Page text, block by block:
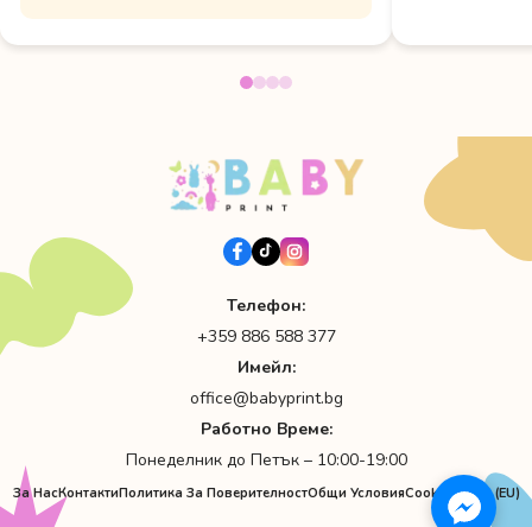
Телефон:
+359 886 588 377
Имейл:
office@babyprint.bg
Работно Време:
Понеделник до Петък – 10:00-19:00
За НасКонтактиПолитика За ПоверителностОбщи УсловияCookie Policy (EU)